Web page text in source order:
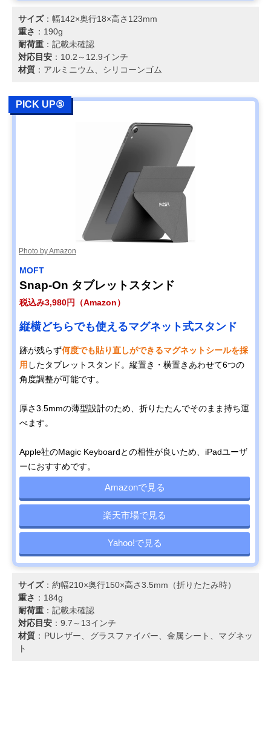
サイズ：幅142×奥行18×高さ123mm
重さ ：190g
耐荷重 ：記載未確認
対応目安 ：10.2～12.9インチ
材質 ：アルミニウム、シリコーンゴム
PICK UP⑤
Photo by Amazon
MOFT
Snap-On タブレットスタンド
税込み3,980円（Amazon）
縦横どちらでも使えるマグネット式スタンド
跡が残らず何度でも貼り直しができるマグネットシールを採
用 したタブレットスタンド。縦置き・横置きあわせて6つの
角度調整が可能です。
厚さ3.5mmの薄型設計のため、折りたたんでそのまま持ち運
べます。
Apple社のMagic Keyboardとの相性が良いため、iPadユーザ
ーにおすすめです。
Amazonで見る
楽天市場で見る
Yahoo!で見る
サイズ：約幅210×奥行150×高さ3.5mm（折りたたみ時）
重さ ：184g
耐荷重 ：記載未確認
対応目安 ：9.7～13インチ
材質 ：PUレザー、グラスファイバー、金属シート、マグネッ
ト